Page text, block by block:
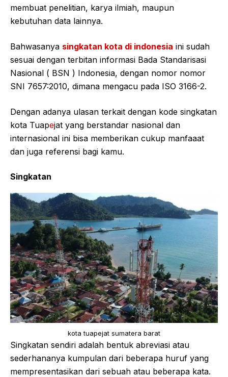
membuat penelitian, karya ilmiah, maupun
kebutuhan data lainnya.
Bahwasanya singkatan kota di indonesia ini sudah
sesuai dengan terbitan informasi Bada Standarisasi
Nasional ( BSN ) Indonesia, dengan nomor nomor
SNI 7657:2010, dimana mengacu pada ISO 3166-2.
Dengan adanya ulasan terkait dengan kode singkatan
kota Tuapejat yang berstandar nasional dan
internasional ini bisa memberikan cukup manfaaat
dan juga referensi bagi kamu.
Singkatan
kota tuapejat sumatera barat
Singkatan sendiri adalah bentuk abreviasi atau
sederhananya kumpulan dari beberapa huruf yang
mempresentasikan dari sebuah atau beberapa kata.